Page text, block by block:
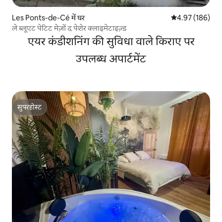
Les Ponts-de-Cé में घर औसत रेटिंग 5 में से
4.97 (186)
ले ब्लूएट पेटिट मेज़ों द पेशेर क्लाइमेटाइज़्ड
एयर कंडीशनिंग की सुविधा वाले किराए पर
उपलब्ध अपार्टमेंट
सुपरहोस्ट
सुपरहोस्ट